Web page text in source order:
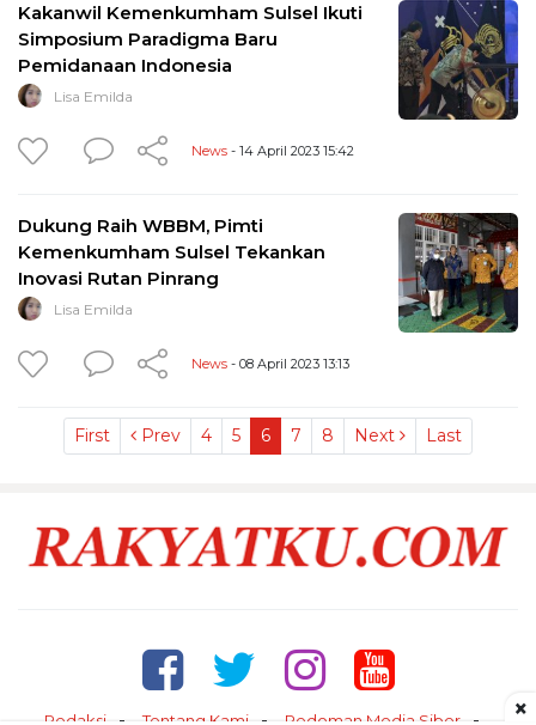
Kakanwil Kemenkumham Sulsel Ikuti
Simposium Paradigma Baru
Pemidanaan Indonesia
Lisa Emilda
News - 14 April 2023 15:42
Dukung Raih WBBM, Pimti
Kemenkumham Sulsel Tekankan
Inovasi Rutan Pinrang
Lisa Emilda
News - 08 April 2023 13:13
First Prev 4 5 6 7 8 Next Last
Redaksi Tentang Kami Pedoman Media Siber ×